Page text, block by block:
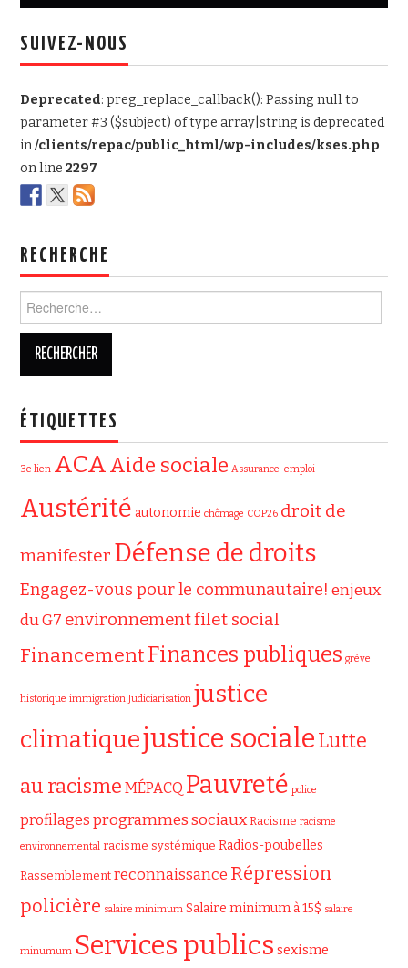
SUIVEZ-NOUS
Deprecated: preg_replace_callback(): Passing null to
parameter #3 ($subject) of type array|string is deprecated
in/clients/repac/public_html/wp-includes/kses.php
on line2297
RECHERCHE
ÉTIQUETTES
3e lien ACAAide sociale Assurance-emploi
Austérité autonomie chômage COP26 droit de
manifester Défense de droits
Engagez-vous pour le communautaire! enjeux
du G7 environnementfilet social
FinancementFinances publiques grève
historique immigration Judiciarisation justice
climatiquejustice socialeLutte
au racisme MÉPACQ Pauvreté police
profilages programmes sociaux Racisme racisme
environnemental racisme systémique Radios-poubelles
Rassemblement reconnaissance Répression
policière salaire minimum Salaire minimum à 15$ salaire
minumum Services publics sexisme